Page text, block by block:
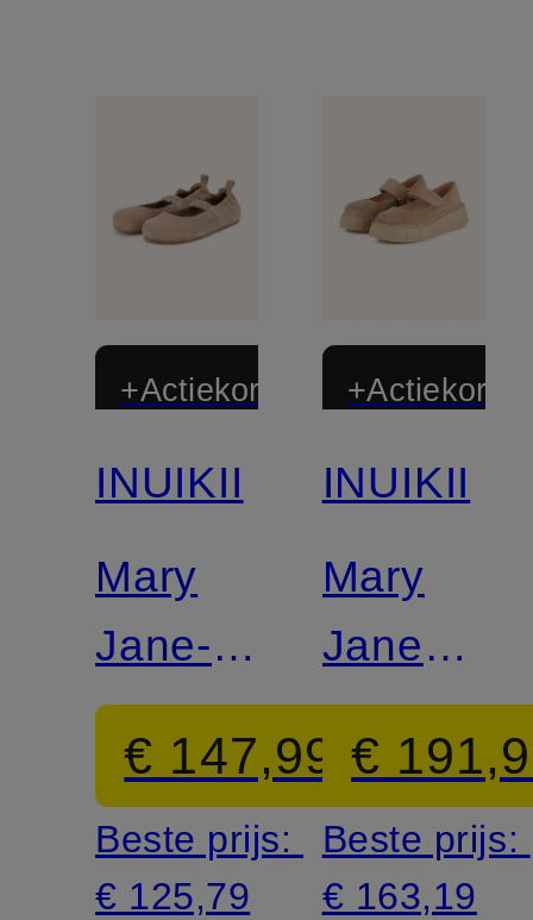
+Actiekorting
INUIKII
Mary
Jane-
ballerina's
MOLLY
€ 147,99
Beste prijs:
€ 125,79
INUIKII
Mary
Jane
ballerina's
MATILDA
€
Beste prijs:
€ 163,19